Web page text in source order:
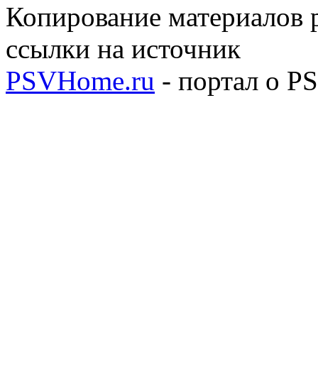
Копирование материалов
ссылки на источник
PSVHome.ru - портал о